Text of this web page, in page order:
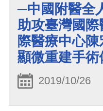
─中國附醫全
助攻臺灣國
際醫療中心
顯微重建手術
2019/10/26